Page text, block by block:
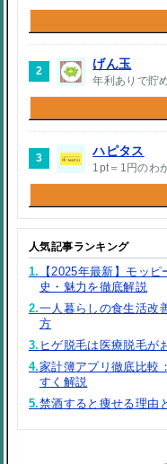
2
げん玉
年利ありで貯
3
ハピタス
1pt＝1円のわ
人気記事ランキング
1.
【2025年最新】モッ
史・魅力を徹底解説
2.一人暮らしの食生活改
方
3. ヒゲ脱毛は医療脱毛が
4.家計簿アプリ徹底比較
すく解説
5.禁酒すると痩せる理由